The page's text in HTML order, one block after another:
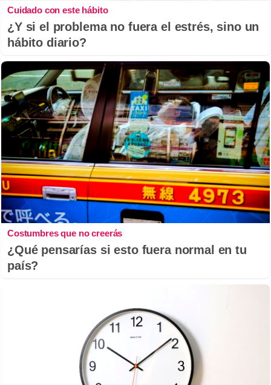
Cuidado con este hábito
¿Y si el problema no fuera el estrés, sino un
hábito diario?
Costumbres que no creerás
¿Qué pensarías si esto fuera normal en tu
país?